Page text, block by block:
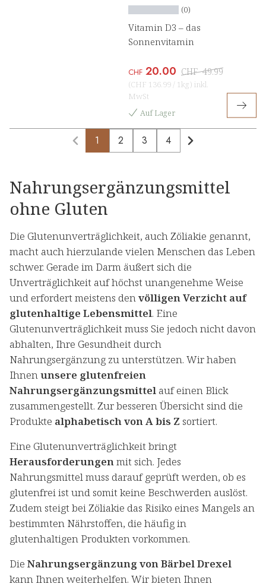
(0)
Vitamin D3 – das
Sonnenvitamin
CHF 20.00 CHF 49.99
(CHF 136.99 / 1kg) inkl.
MwSt
Auf Lager
1 2 3 4
Nahrungsergänzungsmittel
ohne Gluten
Die Glutenunverträglichkeit, auch Zöliakie genannt,
macht auch hierzulande vielen Menschen das Leben
schwer. Gerade im Darm äußert sich die
Unverträglichkeit auf höchst unangenehme Weise
und erfordert meistens denvölligen Verzicht auf
glutenhaltige Lebensmittel. Eine
Glutenunverträglichkeit muss Sie jedoch nicht davon
abhalten, Ihre Gesundheit durch
Nahrungsergänzung zu unterstützen. Wir haben
Ihnenunsere glutenfreien
Nahrungsergänzungsmittel auf einen Blick
zusammengestellt. Zur besseren Übersicht sind die
Produkte alphabetisch von A bis Z sortiert.
Eine Glutenunverträglichkeit bringt
Herausforderungenmit sich. Jedes
Nahrungsmittel muss darauf geprüft werden, ob es
glutenfrei ist und somit keine Beschwerden auslöst.
Zudem steigt bei Zöliakie das Risiko eines Mangels an
bestimmten Nährstoffen, die häufig in
glutenhaltigen Produkten vorkommen.
Die Nahrungsergänzung von Bärbel Drexel
kann Ihnen weiterhelfen. Wir bieten Ihnen